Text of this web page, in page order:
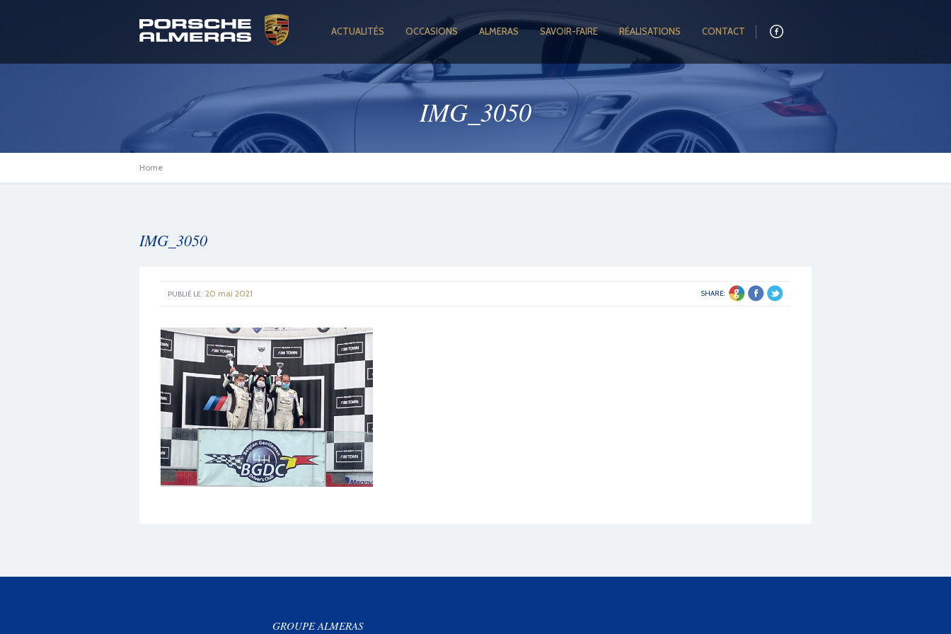
ACTUALITÉS OCCASIONS ALMERAS SAVOIR-FAIRE RÉALISATIONS CONTACT
IMG_3050
Home
IMG_3050
SHARE:
PUBLIÉ LE : 20 mai 2021
GROUPE ALMERAS